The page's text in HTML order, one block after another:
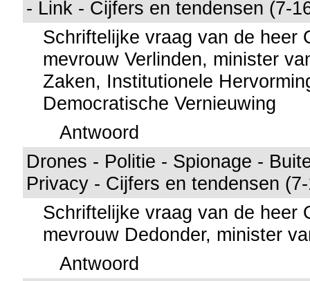
- Link - Cijfers en tendensen (7-
Schriftelijke vraag van de heer
mevrouw Verlinden, minister
Zaken, Institutionele
Democratische Vernieuwing
Antwoord
Drones - Politie - Spionage -
Privacy - Cijfers en tendensen
Schriftelijke vraag van de heer
mevrouw Dedonder, minister
Antwoord